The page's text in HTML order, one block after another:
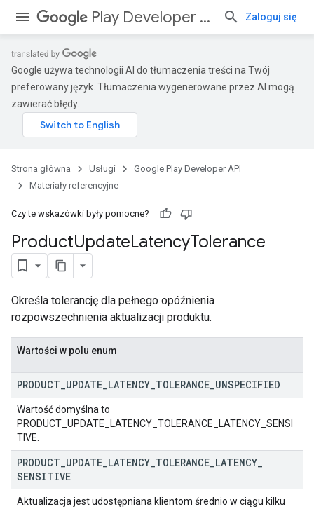
Play Developer API Zaloguj się
Google używa technologii AI do tłumaczenia treści na Twój
preferowany język. Tłumaczenia wygenerowane przez AI mogą
zawierać błędy.
Strona główna Usługi
Google Play Developer API
Materiały referencyjne
Czy te wskazówki były pomocne?
ProductUpdateLatencyTolerance
Określa tolerancję dla pełnego opóźnienia
rozpowszechnienia aktualizacji produktu.
Wartości w polu enum
PRODUCT UPDATE LATENCY TOLERANCE UNSPECIFIED
Wartość domyślna to
PRODUCT_UPDATE_LATENCY_TOLERANCE_LATENCY_SENSI
TIVE.
PRODUCT UPDATE LATENCY TOLERANCE LATENCY
SENSITIVE
Aktualizacja jest udostępniana klientom średnio w ciągu kilku